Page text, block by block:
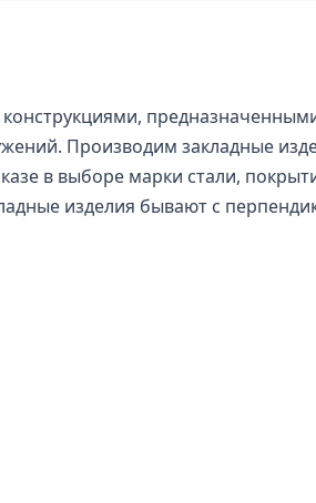
Производим закладные
в выборе марки стали,
изделия бывают с